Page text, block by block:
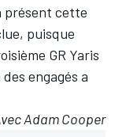
présent cette
puisque
GR Yaris
engagés a
Adam Cooper